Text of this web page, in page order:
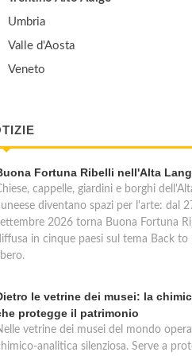
Umbria
Valle d'Aosta
Veneto
Fortuna Ribelli nell'Alta
cappelle, giardini e borghi
diventano spazi per l'arte: dal
2026 torna Buona Fortuna
in cinque paesi sul tema Back to
le vetrine dei musei: la
protegge il patrimonio
vetrine dei musei del mondo
analitica silenziosa. Serve a